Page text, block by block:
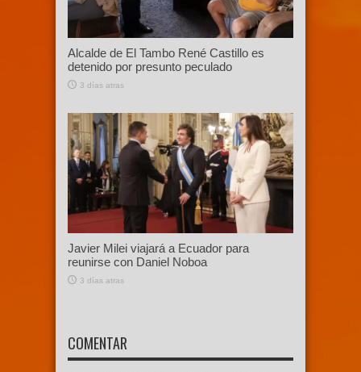
Alcalde de El Tambo René Castillo es
detenido por presunto peculado
3 días atras
Javier Milei viajará a Ecuador para
reunirse con Daniel Noboa
3 días atras
COMENTAR